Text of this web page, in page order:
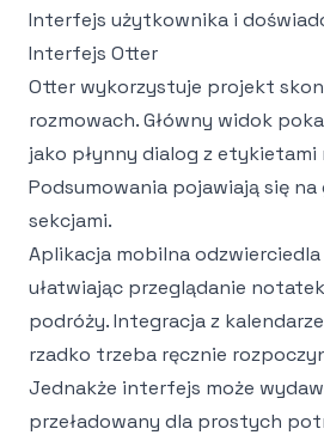
Interfejs użytkownika i
Interfejs Otter
Otter wykorzystuje projekt
rozmowach. Główny widok
jako płynny dialog z etykietami
Podsumowania pojawiają się
sekcjami.
Aplikacja mobilna
ułatwiając przeglądanie
podróży. Integracja z
rzadko trzeba ręcznie
Jednakże interfejs może
przeładowany dla prostych